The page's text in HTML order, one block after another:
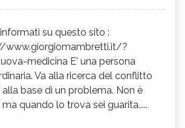
su questo sito :
www.giorgiomambretti.it/?
medicina E' una persona
Va alla ricerca del conflitto
alla base di un problema. Non è
quando lo trova sei guarita.....